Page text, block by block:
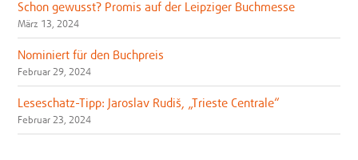
Schon gewusst? Promis auf der Leipziger Buchmesse
März 13, 2024
Nominiert für den Buchpreis
Februar 29, 2024
Leseschatz-Tipp: Jaroslav Rudiš, „Trieste Centrale“
Februar 23, 2024